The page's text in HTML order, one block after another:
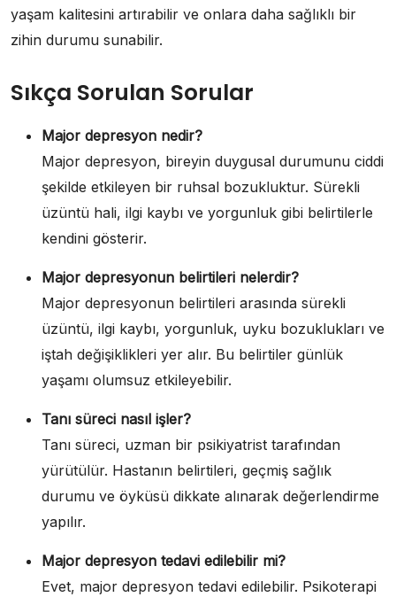
yaşam kalitesini artırabilir ve onlara daha sağlıklı bir
zihin durumu sunabilir.
Sıkça Sorulan Sorular
Major depresyon nedir?
Major depresyon, bireyin duygusal durumunu ciddi
şekilde etkileyen bir ruhsal bozukluktur. Sürekli
üzüntü hali, ilgi kaybı ve yorgunluk gibi belirtilerle
kendini gösterir.
Major depresyonun belirtileri nelerdir?
Major depresyonun belirtileri arasında sürekli
üzüntü, ilgi kaybı, yorgunluk, uyku bozuklukları ve
iştah değişiklikleri yer alır. Bu belirtiler günlük
yaşamı olumsuz etkileyebilir.
Tanı süreci nasıl işler?
Tanı süreci, uzman bir psikiyatrist tarafından
yürütülür. Hastanın belirtileri, geçmiş sağlık
durumu ve öyküsü dikkate alınarak değerlendirme
yapılır.
Major depresyon tedavi edilebilir mi?
Evet, major depresyon tedavi edilebilir. Psikoterapi